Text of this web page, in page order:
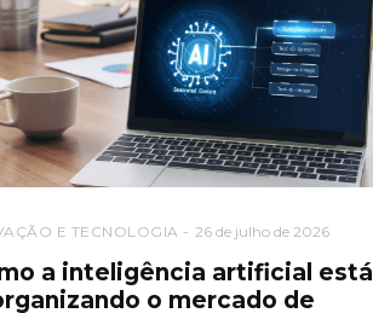
E TECNOLOGIA 26 de julho de 2026
a inteligência artificial está
o mercado de